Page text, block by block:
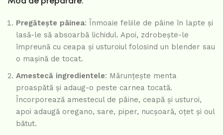
Pregătește pâinea: Înmoaie feliile de pâine în lapte și
lasă-le să absoarbă lichidul. Apoi, zdrobește-le
împreună cu ceapa și usturoiul folosind un blender sau
o mașină de tocat.
Amestecă ingredientele: Mărunțește menta
proaspătă și adaug-o peste carnea tocată.
Încorporează amestecul de pâine, ceapă și usturoi,
apoi adaugă oregano, sare, piper, nucșoară, oțet și oul
bătut.